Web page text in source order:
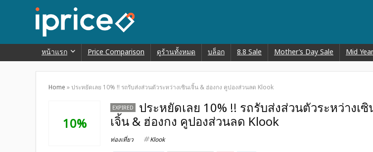
หน้าแรก Price Comparison ดูร้านทั้งหมด บล็อก 8.8 Sale Mother’s Day Sale Mid
Home »ประหยัดเลย 10% !! รถรับส่งส่วนตัวระหว่างเซินเจิ้น & ฮ่องกง คูปองส่วนลด Klook
10%
EXPIRED
ประหยัดเลย 10% !! รถรับส่งส่วนตัวระหว่างเซิ
เจิ้น & ฮ่องกง คูปองส่วนลด Klook
ท่องเที่ยว Klook